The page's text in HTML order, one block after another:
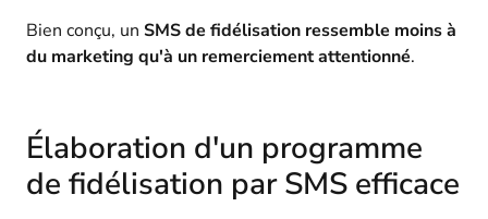
Bien conçu, un SMS de fidélisation ressemble moins à
du marketing qu'à un remerciement attentionné.
Élaboration d'un programme
de fidélisation par SMS efficace